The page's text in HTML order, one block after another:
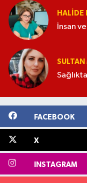
HALIDE
İnsan
SULTAN
FACEBOOK
X
INSTAGRAM